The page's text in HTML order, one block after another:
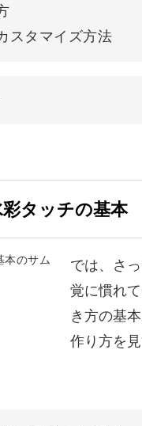
た髪の塗り方
女の子が描け
ボーイッシュなシ
方に挑戦してみま
スタマイズ方法
ついて
のインストール方法
タッチの基本
では、さ
覚に慣れ
き方の基
作り方を